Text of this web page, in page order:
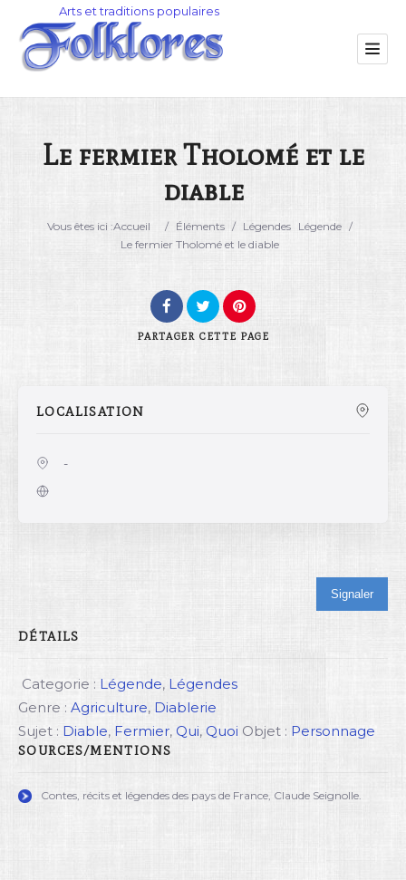
Le fermier Tholomé et le
diable
Vous êtes ici :Accueil / Éléments / Légendes Légende /
Le fermier Tholomé et le diable
PARTAGER CETTE PAGE
LOCALISATION
-
Signaler
DÉTAILS
Categorie : Légende, Légendes
Genre : Agriculture, Diablerie
Sujet : Diable, Fermier, Qui, Quoi Objet : Personnage
SOURCES/MENTIONS
Contes, récits et légendes des pays de France, Claude Seignolle.